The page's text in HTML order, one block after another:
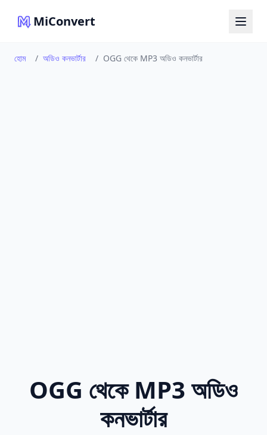
MiConvert
হোম / অডিও কনভার্টার / OGG থেকে MP3 অডিও কনভার্টার
OGG থেকে MP3 অডিও
কনভার্টার